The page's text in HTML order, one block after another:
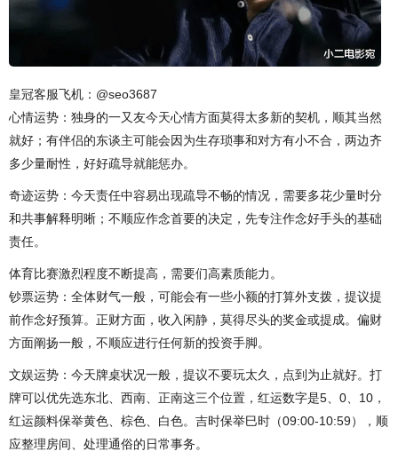
皇冠客服飞机：@seo3687
心情运势：独身的一又友今天心情方面莫得太多新的契机，顺其当然
就好；有伴侣的东谈主可能会因为生存琐事和对方有小不合，两边齐
多少量耐性，好好疏导就能惩办。
奇迹运势：今天责任中容易出现疏导不畅的情况，需要多花少量时分
和共事解释明晰；不顺应作念首要的决定，先专注作念好手头的基础
责任。
体育比赛激烈程度不断提高，需要们高素质能力。
钞票运势：全体财气一般，可能会有一些小额的打算外支拨，提议提
前作念好预算。正财方面，收入闲静，莫得尽头的奖金或提成。偏财
方面阐扬一般，不顺应进行任何新的投资手脚。
文娱运势：今天牌桌状况一般，提议不要玩太久，点到为止就好。打
牌可以优先选东北、西南、正南这三个位置，红运数字是5、0、10，
红运颜料保举黄色、棕色、白色。吉时保举巳时（09:00-10:59），顺
应整理房间、处理通俗的日常事务。